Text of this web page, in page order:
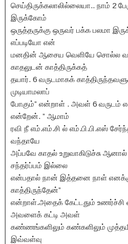
செய்திருக்கலாலில்லையா.. நாம் 2
இருக்கோம்
ஒருத்தருக்கு ஒருவர் பக்க பலமா
எப்படியோ என்
மனதின் ஆசைய வெளியே சொல்ல
காதலுடன் காத்திருக்கத்
தயார். 6 வருடமாகக்
முடியாமலாப்
போகும்” என்றாள் . அவள் 6 வருடம்
என்றேன். ” ஆமாம்
ரவி நீ எம்.எம்.சி ல் எம்.பி.பி.எஸ்
வந்தாயே
அப்பவே காதல் உறுவாகிடுச்சு
சந்தர்ப்பம் இல்லை
என்பதால் நான் இத்தனை நாள்
காத்திருந்தேன்”
என்றாள்.அதைக் கேட்டதும் உணர்ச்சி
அவளைக் கட்டி அவள்
கண்ணங்களிலும் கண்களிலும்
இவ்வள்வு